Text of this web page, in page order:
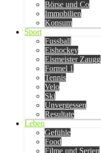
Börse und Co
Immobilien
Konsum
Sport
Fussball
Eishockey
Eismeister Zaugg
Formel 1
Tennis
Velo
Ski
Unvergessen
Resultate
Leben
Gefühle
Food
Filme und Serien